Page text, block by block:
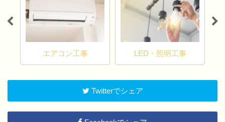
エアコン工事 LED・照明工事
Twitterでシェア